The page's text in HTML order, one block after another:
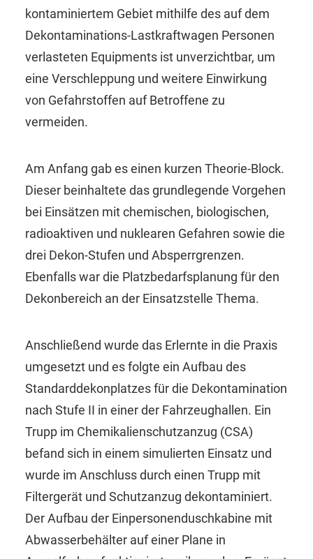
kontaminiertem Gebiet mithilfe des auf dem
Dekontaminations-Lastkraftwagen Personen
verlasteten Equipments ist unverzichtbar, um
eine Verschleppung und weitere Einwirkung
von Gefahrstoffen auf Betroffene zu
vermeiden.
Am Anfang gab es einen kurzen Theorie-Block.
Dieser beinhaltete das grundlegende Vorgehen
bei Einsätzen mit chemischen, biologischen,
radioaktiven und nuklearen Gefahren sowie die
drei Dekon-Stufen und Absperrgrenzen.
Ebenfalls war die Platzbedarfsplanung für den
Dekonbereich an der Einsatzstelle Thema.
Anschließend wurde das Erlernte in die Praxis
umgesetzt und es folgte ein Aufbau des
Standarddekonplatzes für die Dekontamination
nach Stufe II in einer der Fahrzeughallen. Ein
Trupp im Chemikalienschutzanzug (CSA)
befand sich in einem simulierten Einsatz und
wurde im Anschluss durch einen Trupp mit
Filtergerät und Schutzanzug dekontaminiert.
Der Aufbau der Einpersonenduschkabine mit
Abwasserbehälter auf einer Plane in